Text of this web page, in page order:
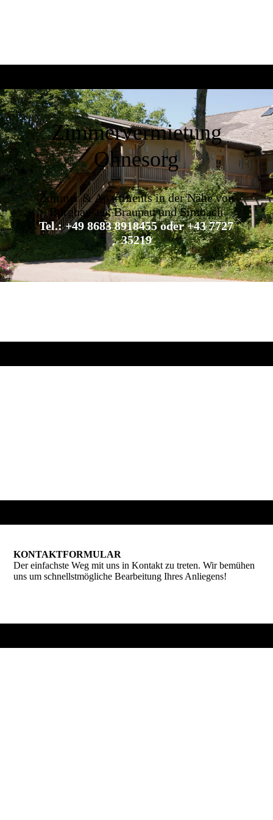
Zimmervermietung
Ohnesorg
Zimmer & Apartments in der Nähe von
Burghausen, Braunau und Simbach
Tel.: +49 8683 8918455 oder +43 7727
35219
KONTAKTFORMULAR
Der einfachste Weg mit uns in Kontakt zu treten. Wir bemühen
uns um schnellstmögliche Bearbeitung Ihres Anliegens!